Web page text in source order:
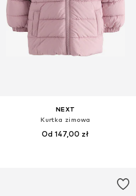
NEXT
Kurtka zimowa
Od 147,00 zł